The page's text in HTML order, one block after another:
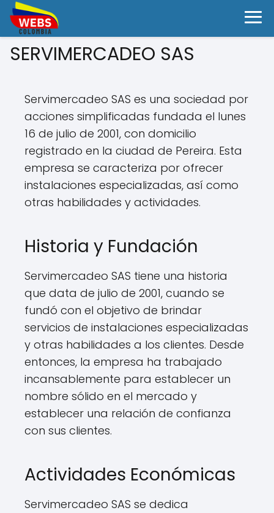
SERVIMERCADEO SAS
Servimercadeo SAS es una sociedad por
acciones simplificadas fundada el lunes
16 de julio de 2001, con domicilio
registrado en la ciudad de Pereira. Esta
empresa se caracteriza por ofrecer
instalaciones especializadas, así como
otras habilidades y actividades.
Historia y Fundación
Servimercadeo SAS tiene una historia
que data de julio de 2001, cuando se
fundó con el objetivo de brindar
servicios de instalaciones especializadas
y otras habilidades a los clientes. Desde
entonces, la empresa ha trabajado
incansablemente para establecer un
nombre sólido en el mercado y
establecer una relación de confianza
con sus clientes.
Actividades Económicas
Servimercadeo SAS se dedica